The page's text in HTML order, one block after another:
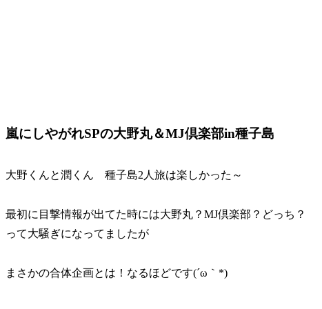
嵐にしやがれSPの大野丸＆MJ倶楽部in種子島
大野くんと潤くん 種子島2人旅は楽しかった～
最初に目撃情報が出てた時には大野丸？MJ倶楽部？どっち？
って大騒ぎになってましたが
まさかの合体企画とは！なるほどです(´ω｀*)